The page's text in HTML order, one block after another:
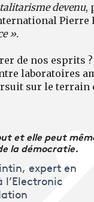
devenu,
Pierre
».
de nos esprits
laboratoires
sur le terrain
et elle peut
la démocratie.
expert en
l’Electronic